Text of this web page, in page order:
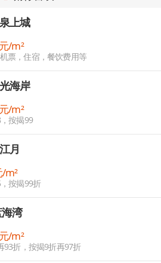
上城
/m²
票，住宿，餐饮费用等
海岸
/m²
按揭99
月
m²
按揭99折
海湾
/m²
93折，按揭9折再97折